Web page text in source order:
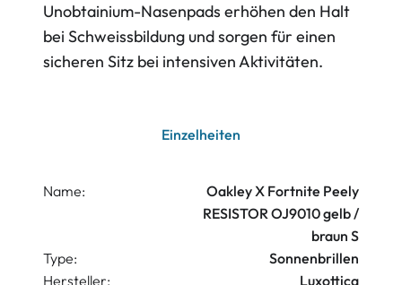
Unobtainium-Nasenpads erhöhen den Halt
bei Schweissbildung und sorgen für einen
sicheren Sitz bei intensiven Aktivitäten.
Einzelheiten
Name:
Oakley X Fortnite Peely
RESISTOR OJ9010 gelb /
braun S
Type:
Sonnenbrillen
Hersteller:
Luxottica